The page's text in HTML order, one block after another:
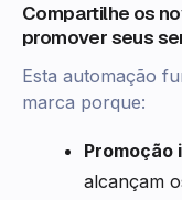
Compartilhe os
promover seus
Esta automação
marca porque:
Promoção
alcançam